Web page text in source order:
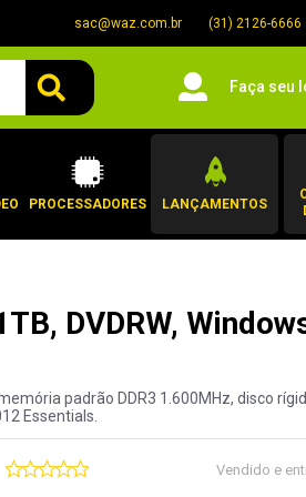
sac@waz.com.br (31) 2126-6666
Faça seu
PROCESSADORES LANÇAMENTOS
DVDRW,
padrão DDR3 1.600MHz, disco
Essentials.
Vendido e